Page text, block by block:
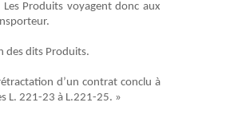
Les Produits voyagent donc aux
des dits Produits.
d’un contrat conclu à
L. 221-23 à L.221-25. »